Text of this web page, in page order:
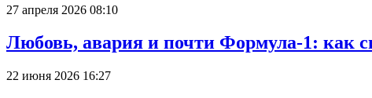
27 апреля 2026 08:10
Любовь, авария и почти Формула-1: как
22 июня 2026 16:27